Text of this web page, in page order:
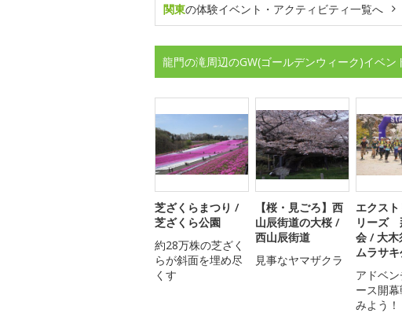
関東の体験イベント・アクティビティ一覧へ
龍門の滝周辺のGW(ゴールデンウィーク)イベン
芝ざくらまつり /
芝ざくら公園
約28万株の芝ざく
らが斜面を埋め尽
くす
【桜・見ごろ】西
山辰街道の大桜 /
西山辰街道
見事なヤマザクラ
エクス
リーズ
会 / 大
ムラサ
アドベ
ース開
みよう！